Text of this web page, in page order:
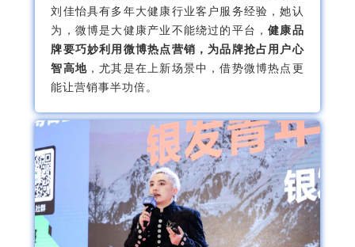
刘佳怡具有多年大健康行业客户服务经验，她认
为，微博是大健康产业不能绕过的平台，健康品
牌要巧妙利用微博热点营销，为品牌抢占用户心
智高地 ，尤其是在上新场景中，借势微博热点更
能让营销事半功倍。